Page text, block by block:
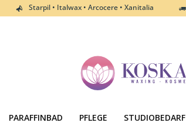
Starpil • Italwax • Arcocere • Xanitalia
PARAFFINBAD PFLEGE STUDIOBEDARF